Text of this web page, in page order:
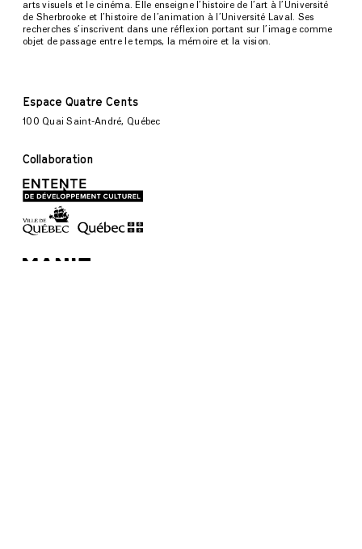
arts visuels et le cinéma. Elle enseigne l’histoire de l’art à l’Université
de Sherbrooke et l’histoire de l’animation à l’Université Laval. Ses
recherches s’inscrivent dans une réflexion portant sur l’image comme
objet de passage entre le temps, la mémoire et la vision.
Espace Quatre Cents
100 Quai Saint-André, Québec
Collaboration